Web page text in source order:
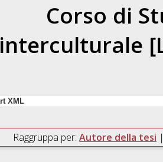
Corso di
interculturale
Raggruppa per: Autore della tesi |